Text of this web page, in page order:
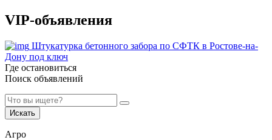
VIP-объявления
Штукатурка бетонного забора по СФТК в Ростове-на-
Дону под ключ
Где остановиться
Поиск объявлений
Искать
Агро